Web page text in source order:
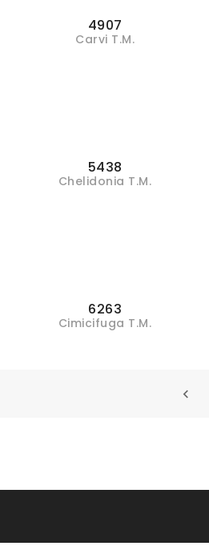
4907
Carvi T.M.
5438
Chelidonia T.M.
6263
Cimicifuga T.M.
